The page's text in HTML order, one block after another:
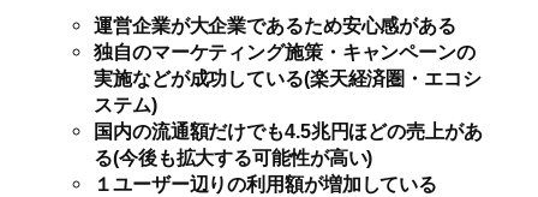
運営企業が大企業であるため安心感がある
独自のマーケティング施策・キャンペーンの
実施などが成功している(楽天経済圏・エコシ
ステム)
国内の流通額だけでも4.5兆円ほどの売上があ
る(今後も拡大する可能性が高い)
１ユーザー辺りの利用額が増加している